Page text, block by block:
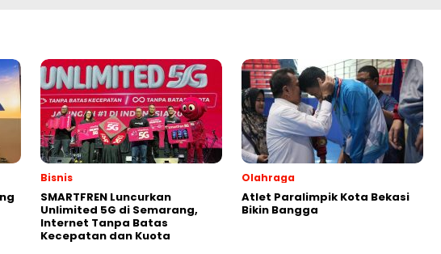
Bisnis
SMARTFREN Luncurkan
Unlimited 5G di Semarang,
Internet Tanpa Batas
Kecepatan dan Kuota
Olahraga
Atlet Paralimpik Kota Bekasi
Bikin Bangga